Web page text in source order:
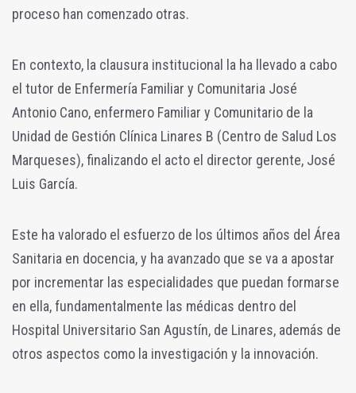
proceso han comenzado otras.
En contexto, la clausura institucional la ha llevado a cabo
el tutor de Enfermería Familiar y Comunitaria José
Antonio Cano, enfermero Familiar y Comunitario de la
Unidad de Gestión Clínica Linares B (Centro de Salud Los
Marqueses), finalizando el acto el director gerente, José
Luis García.
Este ha valorado el esfuerzo de los últimos años del Área
Sanitaria en docencia, y ha avanzado que se va a apostar
por incrementar las especialidades que puedan formarse
en ella, fundamentalmente las médicas dentro del
Hospital Universitario San Agustín, de Linares, además de
otros aspectos como la investigación y la innovación.